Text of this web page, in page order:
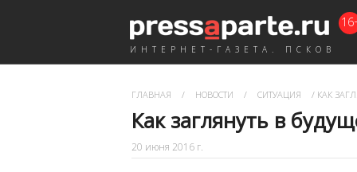
ИНТЕРНЕТ-ГАЗЕТА. ПСКОВ
ГЛАВНАЯ / НОВОСТИ / СИТУАЦИЯ / КАК
Как заглянуть в
20 июня 2016 г.